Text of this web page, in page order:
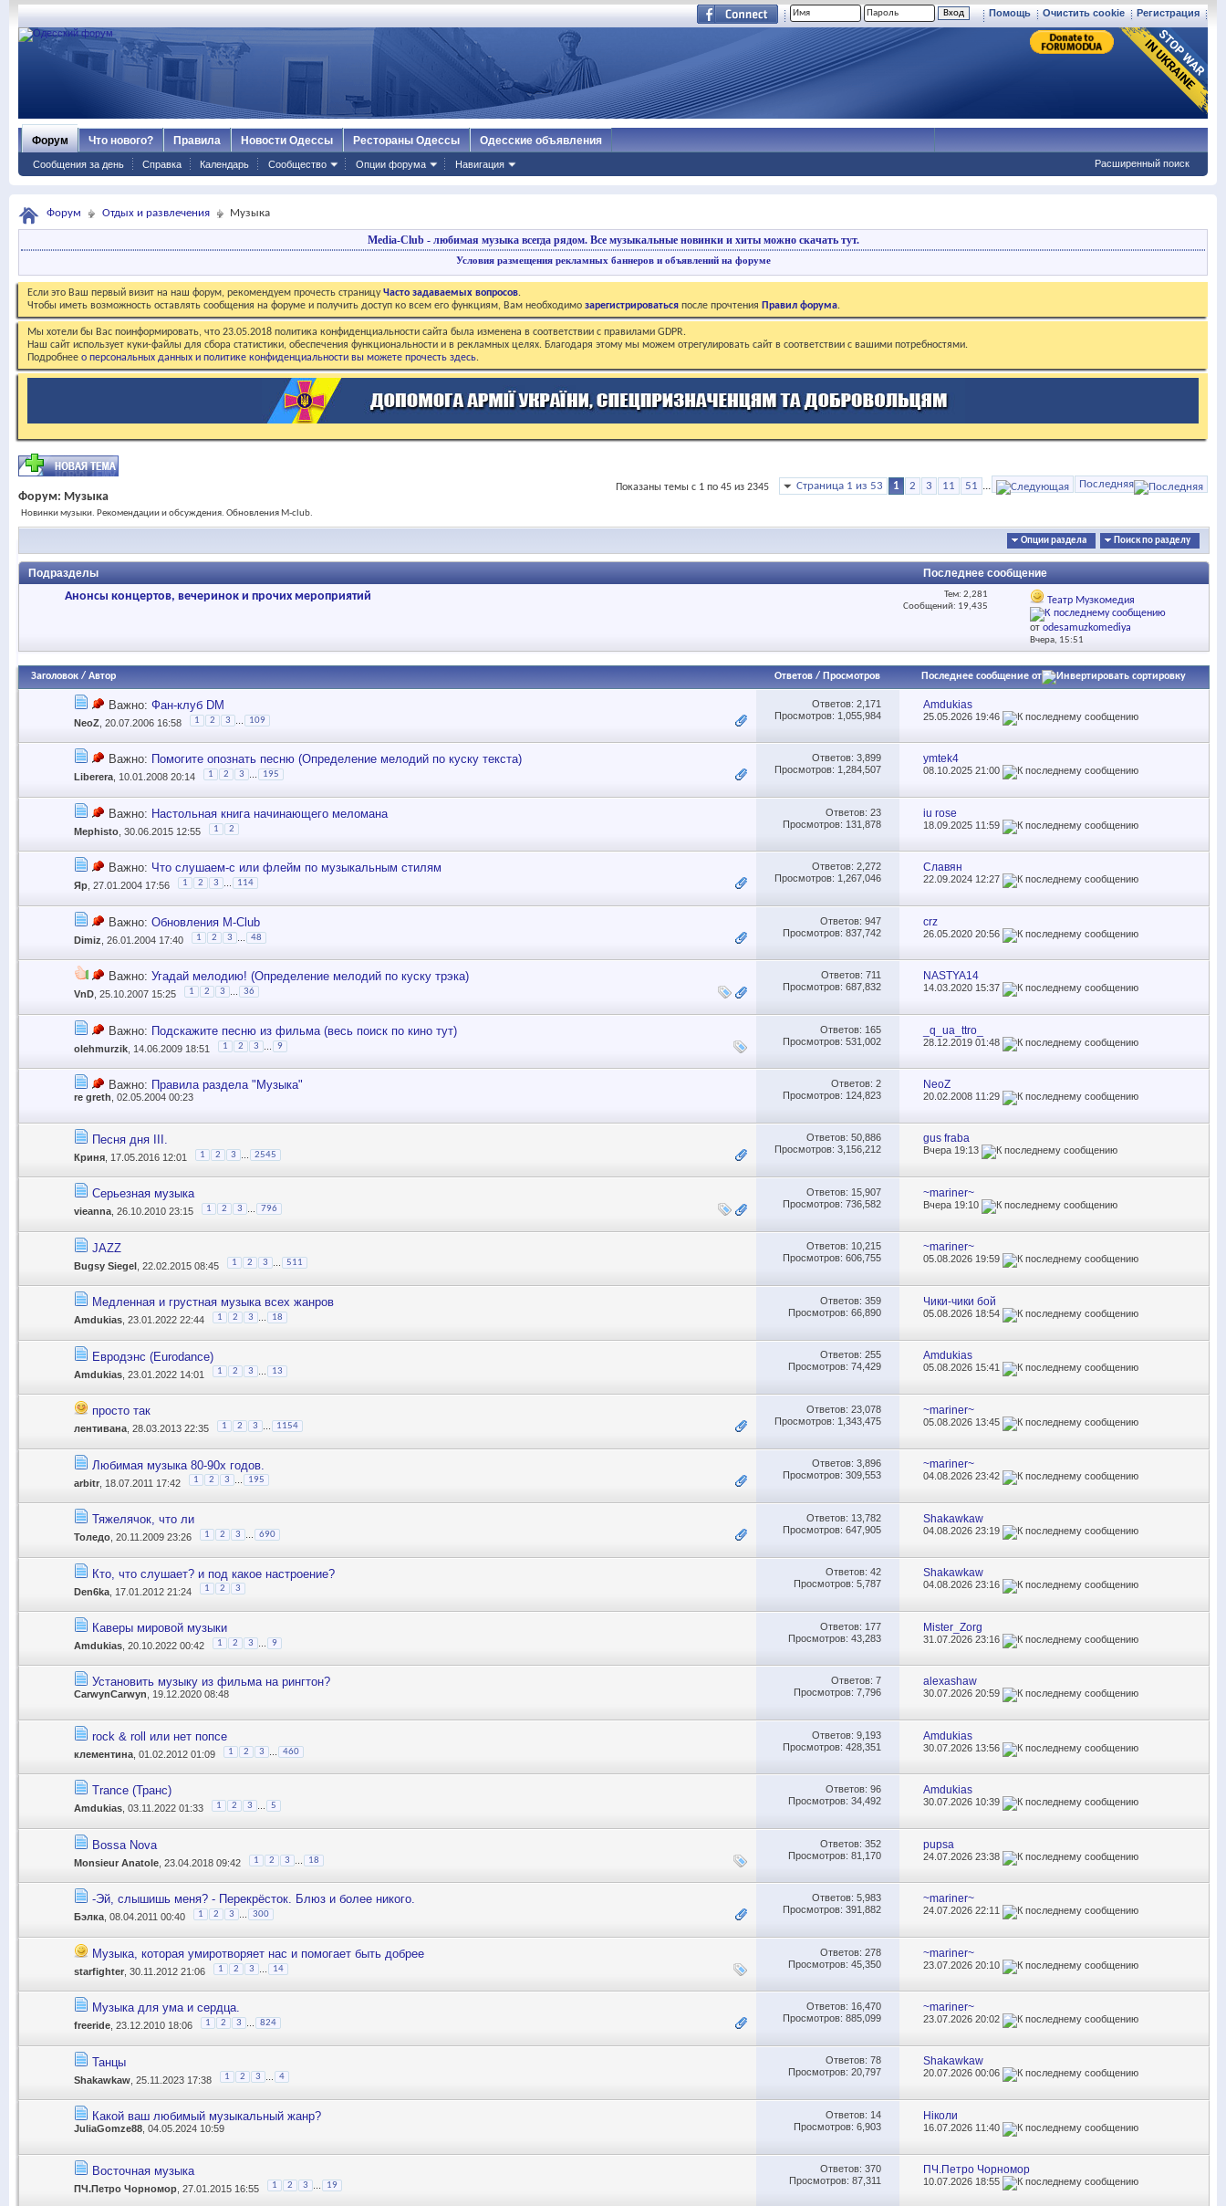
Регистрация
Очистить cookie
Помощь
Форум
Сообщения за день Справка Календарь Сообщество Опции форума Навигация
Что нового? Правила Новости Одессы Рестораны Одессы Одесские объявления
Расширенный поиск
Форум Отдых и развлечения Музыка
Media-Club - любимая музыка всегда рядом. Все музыкальные новинки и хиты можно скачать тут.
Условия размещения рекламных баннеров и объявлений на форуме
Если это Ваш первый визит на наш форум, рекомендуем прочесть страницуЧасто задаваемых вопросов.
Чтобы иметь возможность оставлять сообщения на форуме и получить доступ ко всем его функциям, Вам необходимо зарегистрироваться после прочтения Правил форума.
Мы хотели бы Вас поинформировать, что 23.05.2018 политика конфиденциальности сайта была изменена в соответствии с правилами GDPR.
Наш сайт использует куки-файлы для сбора статистики, обеспечения функциональности и в рекламных целях. Благодаря этому мы можем отрегулировать сайт в соответствии с вашими потребностями.
Подробнее о персональных данных и политике конфиденциальности вы можете прочесть здесь.
Страница 1 из 53 1 2 3 11 51 ... Последняя
Показаны темы с 1 по 45 из 2345
Форум: Музыка
Новинки музыки. Рекомендации и обсуждения. Обновления M-club.
Опции раздела Поиск по разделу
Подразделы Последнее сообщение
Анонсы концертов, вечеринок и прочих мероприятий
Тем: 2,281
Сообщений: 19,435
Театр Музкомедия
отodesamuzkomediya
Вчера, 15:51
Заголовок / Автор Ответов/ Просмотров Последнее сообщение от
Важно: Фан-клуб DM
NeoZ , 20.07.2006 16:58 1 2 3 109
Ответов: 2,171
Просмотров: 1,055,984
Amdukias
25.05.2026 19:46
Важно: Помогите опознать песню (Определение мелодий по куску текста)
Liberera , 10.01.2008 20:14 1 2 3 195
Ответов: 3,899
Просмотров: 1,284,507
ymtek4
08.10.202521:00
Важно: Настольная книга начинающего меломана
Mephisto , 30.06.2015 12:55 1 2
Ответов: 23
Просмотров: 131,878
iu rose
18.09.2025 11:59
Важно: Что слушаем-с или флейм по музыкальным стилям
Яр , 27.01.2004 17:56 1 2 3 114
Ответов: 2,272
Просмотров: 1,267,046
Славян
22.09.2024 12:27
Важно: Обновления M-Club
Dimiz , 26.01.2004 17:40 1 2 3 48
Ответов: 947
Просмотров: 837,742
crz
26.05.202020:56
Важно: Угадай мелодию! (Определение мелодий по куску трэка)
VnD , 25.10.2007 15:25 1 2 3 36
Ответов: 711
Просмотров: 687,832
NASTYA14
14.03.2020 15:37
Важно: Подскажите песню из фильма (весь поиск по кино тут)
olehmurzik , 14.06.2009 18:51 1 2 3 9
Ответов: 165
Просмотров: 531,002
_q_ua_ttro_
28.12.201901:48
Важно: Правила раздела "Музыка"
re greth , 02.05.2004 00:23
Ответов: 2
Просмотров: 124,823
NeoZ
20.02.2008 11:29
Песня дня III.
Криня , 17.05.2016 12:01 1 2 3 2545
Ответов: 50,886
Просмотров: 3,156,212
gus fraba
Вчера19:13
Серьезная музыка
vieanna , 26.10.2010 23:15 1 2 3 796
Ответов: 15,907
Просмотров: 736,582
~mariner~
Вчера 19:10
JAZZ
Bugsy Siegel , 22.02.2015 08:45 1 2 3 ... 511
Ответов: 10,215
Просмотров: 606,755
~mariner~
05.08.202619:59
Медленная и грустная музыка всех жанров
Amdukias , 23.01.2022 22:44 1 2 3 18
Ответов: 359
Просмотров: 66,890
Чики-чики бой
05.08.2026 18:54
Евродэнс (Eurodance)
Amdukias , 23.01.2022 14:01 1 2 3 13
Ответов: 255
Просмотров: 74,429
Amdukias
05.08.2026 15:41
просто так
лентивана , 28.03.2013 22:35 1 2 3 1154
Ответов: 23,078
Просмотров: 1,343,475
~mariner~
05.08.2026 13:45
Любимая музыка 80-90х годов.
arbitr , 18.07.2011 17:42 1 2 3 195
Ответов: 3,896
Просмотров: 309,553
~mariner~
04.08.202623:42
Тяжелячок, что ли
Толедо , 20.11.2009 23:26 1 2 3 690
Ответов: 13,782
Просмотров: 647,905
Shakawkaw
04.08.202623:19
Кто, что слушает? и под какое настроение?
Den6ka , 17.01.2012 21:24 1 2 3
Ответов: 42
Просмотров: 5,787
Shakawkaw
04.08.202623:16
Каверы мировой музыки
Amdukias , 20.10.2022 00:42 1 2 3 9
Ответов: 177
Просмотров: 43,283
Mister_Zorg
31.07.202623:16
Установить музыку из фильма на рингтон?
CarwynCarwyn, 19.12.2020 08:48
Ответов: 7
Просмотров: 7,796
alexashaw
30.07.202620:59
rock & roll или нет попсе
клементина , 01.02.2012 01:09 1 2 3 460
Ответов: 9,193
Просмотров: 428,351
Amdukias
30.07.2026 13:56
Trance (Транс)
Amdukias , 03.11.2022 01:33 1 2 3 5
Ответов: 96
Просмотров: 34,492
Amdukias
30.07.2026 10:39
Bossa Nova
Monsieur Anatole , 23.04.2018 09:42 1 2 3 18
Ответов: 352
Просмотров: 81,170
pupsa
24.07.202623:38
-Эй, слышишь меня? - Перекрёсток. Блюз и более никого.
Бэлка , 08.04.2011 00:40 1 2 3 300
Ответов: 5,983
Просмотров: 391,882
~mariner~
24.07.202622:11
Музыка, которая умиротворяет нас и помогает быть добрее
starfighter , 30.11.2012 21:06 1 2 3 14
Ответов: 278
Просмотров: 45,350
~mariner~
23.07.202620:10
Музыка для ума и сердца.
freeride , 23.12.2010 18:06 1 2 3 824
Ответов: 16,470
Просмотров: 885,099
~mariner~
23.07.202620:02
Танцы
Shakawkaw , 25.11.2023 17:38 1 2 3 ... 4
Ответов: 78
Просмотров: 20,797
Shakawkaw
20.07.202600:06
Какой ваш любимый музыкальный жанр?
JuliaGomze88 , 04.05.2024 10:59
Ответов: 14
Просмотров: 6,903
Ніколи
16.07.2026 11:40
Восточная музыка
ПЧ.Петро Чорномор , 27.01.2015 16:55 1 2 3 ... 19
Ответов: 370
Просмотров: 87,311
ПЧ.Петро Чорномор
10.07.2026 18:55